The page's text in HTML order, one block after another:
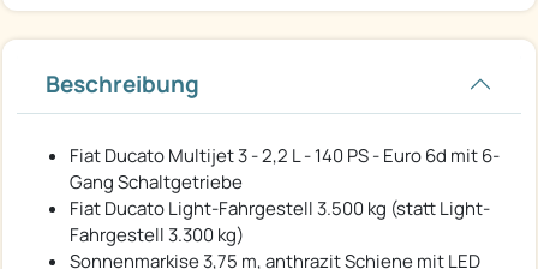
Beschreibung
Fiat Ducato Multijet 3 - 2,2 L - 140 PS - Euro 6d mit 6-
Gang Schaltgetriebe
Fiat Ducato Light-Fahrgestell 3.500 kg (statt Light-
Fahrgestell 3.300 kg)
Sonnenmarkise 3,75 m, anthrazit Schiene mit LED